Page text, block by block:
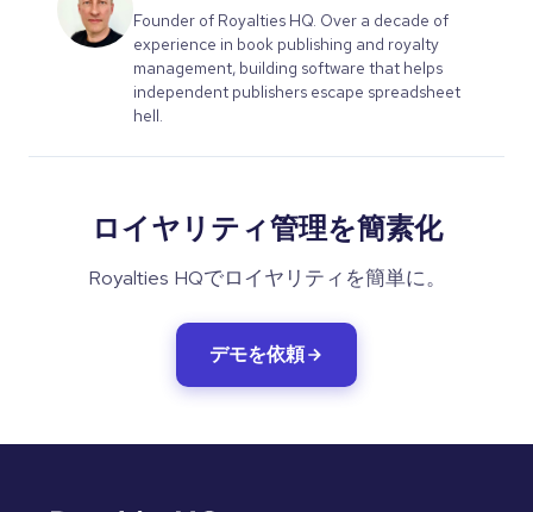
Founder of Royalties HQ. Over a decade of
experience in book publishing and royalty
management, building software that helps
independent publishers escape spreadsheet
hell.
ロイヤリティ管理を簡素化
Royalties HQでロイヤリティを簡単に。
デモを依頼